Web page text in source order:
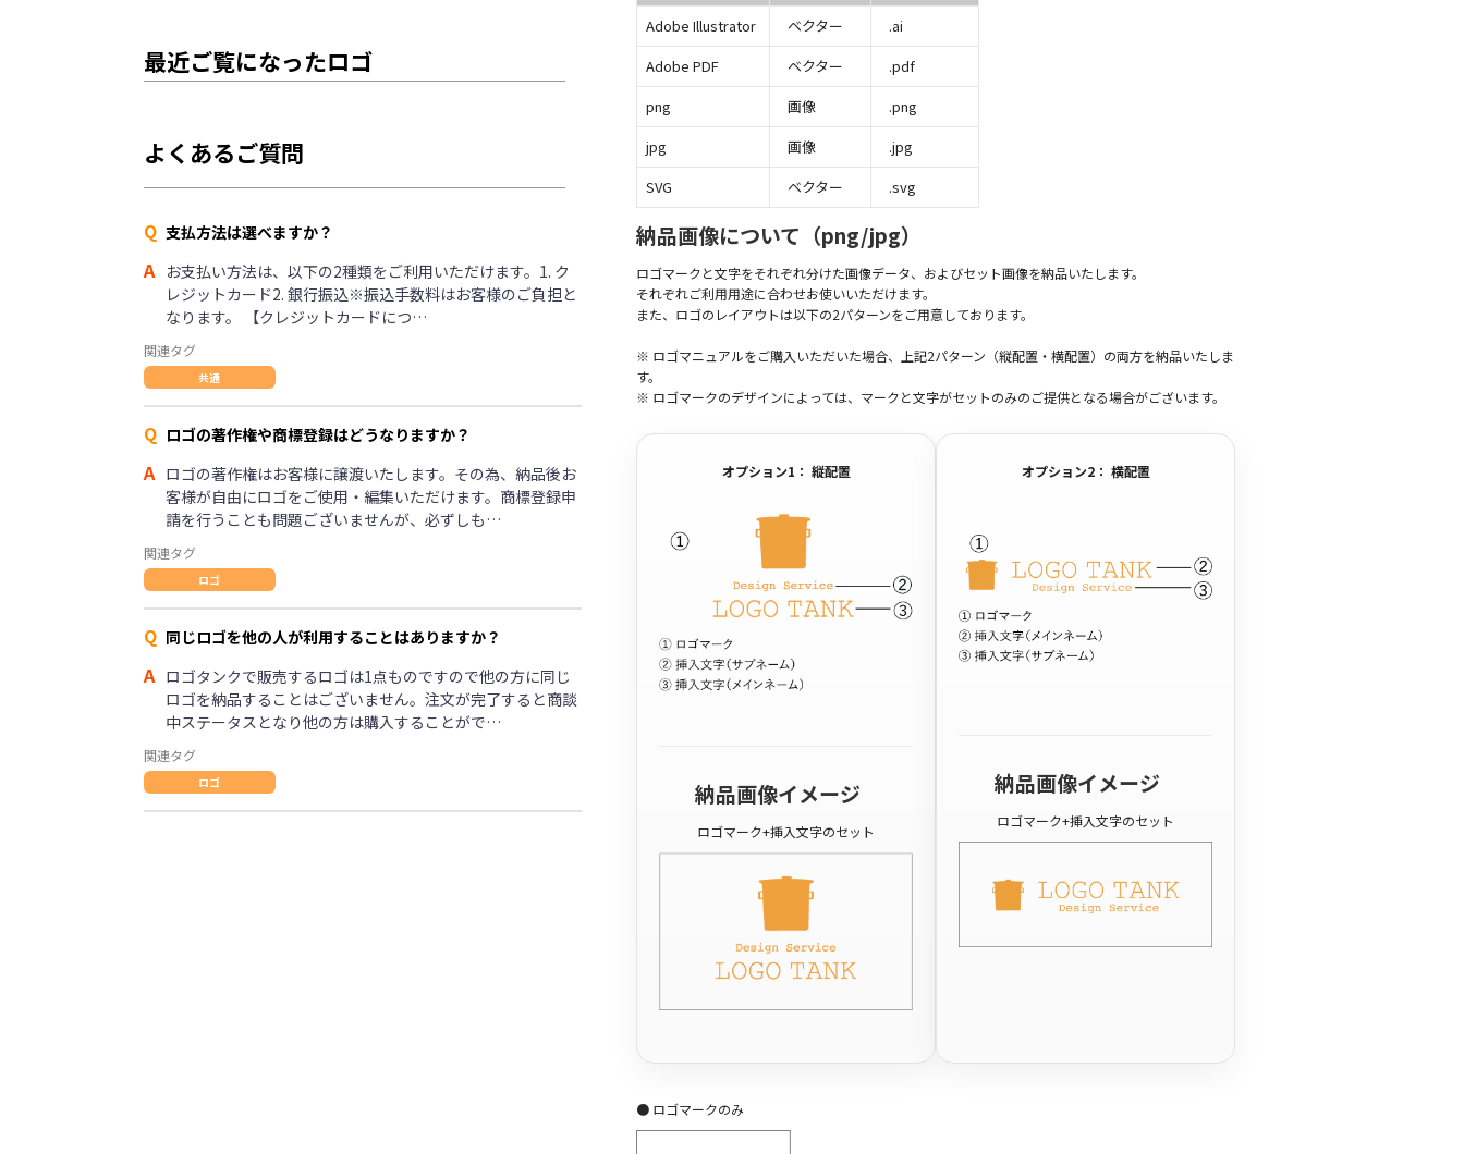
最近ご覧になったロゴ
よくあるご質問
Q 支払方法は選べますか？
A お支払い方法は、以下の2種類をご利用いただけます。1. ク
レジットカード2. 銀行振込※振込手数料はお客様のご負担と
なります。 【クレジットカードにつ…
関連タグ
共通
Q ロゴの著作権や商標登録はどうなりますか？
A ロゴの著作権はお客様に譲渡いたします。その為、納品後お
客様が自由にロゴをご使用・編集いただけます。商標登録申
請を行うことも問題ございませんが、必ずしも…
関連タグ
ロゴ
Q 同じロゴを他の人が利用することはありますか？
A ロゴタンクで販売するロゴは1点ものですので他の方に同じ
ロゴを納品することはございません。注文が完了すると商談
中ステータスとなり他の方は購入することがで…
関連タグ
ロゴ
Adobe Illustrator
ベクター
.ai
Adobe PDF
ベクター
.pdf
png
画像
.png
jpg
画像
.jpg
SVG
ベクター .svg
納品画像について（png/jpg）
ロゴマークと文字をそれぞれ分けた画像データ、およびセット画像を納品いたします。
それぞれご利用用途に合わせお使いいただけます。
また、ロゴのレイアウトは以下の2パターンをご用意しております。
※ ロゴマニュアルをご購入いただいた場合、上記2パターン（縦配置・横配置）の両方を納品いたしま
す。
※ ロゴマークのデザインによっては、マークと文字がセットのみのご提供となる場合がございます。
オプション1： 縦配置
納品画像イメージ
ロゴマーク+挿入文字のセット
オプション2： 横配置
納品画像イメージ
ロゴマーク+挿入文字のセット
● ロゴマークのみ